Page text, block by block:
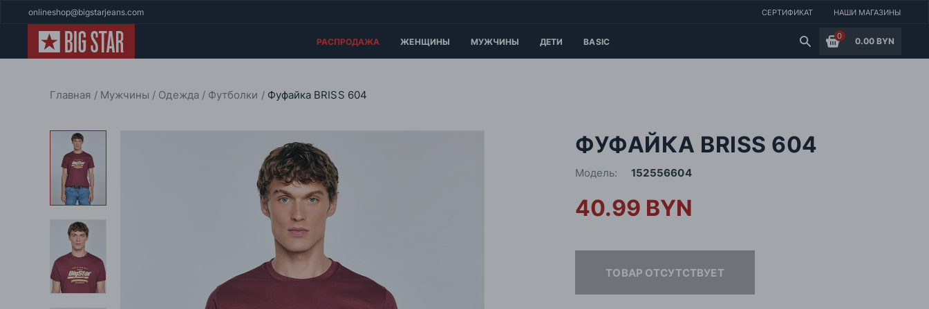
onlineshop@bigstarjeans.com СЕРТИФИКАТ НАШИ МАГАЗИНЫ
РАСПРОДАЖА ЖЕНЩИНЫ МУЖЧИНЫ ДЕТИ BASIC
0
0.00 BYN
Главная Мужчины Одежда Футболки Фуфайка BRISS 604
ФУФАЙКА BRISS 604
Модель: 152556604
40.99 BYN
ТОВАР ОТСУТСТВУЕТ